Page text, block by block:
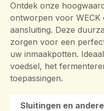
Ontdek onze
ontworpen voor WECK
aansluiting. Deze
zorgen voor een
uw inmaakpotten.
voedsel, het
toepassingen.
Sluitingen en andere